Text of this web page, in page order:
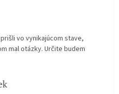
5 out of 5 stars.
vo vynikajúcom stave,
mal otázky. Určite budem